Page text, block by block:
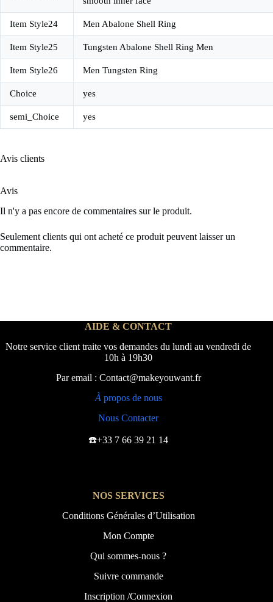
Item Style24 Men Abalone Shell Ring
Item Style25 Tungsten Abalone Shell Ring Men
Item Style26 Men Tungsten Ring
Choice yes
semi_Choice yes
Avis clients
Avis
Il n'y a pas encore de commentaires sur le produit.
Seulement clients qui ont acheté ce produit peuvent laisser un
commentaire.
AIDE & CONTACT
Notre service client traite vos demandes du lundi au vendredi de
10h à 19h30
Par email : Contact@makeyouwant.fr
À propos de nous
Nous Contacter
☎️+33 7 66 39 21 14
NOS SERVICES
Conditions Générales d’Utilisation
Mon Compte
Qui sommes-nous ?
Suivre commande
Inscription /Connexion